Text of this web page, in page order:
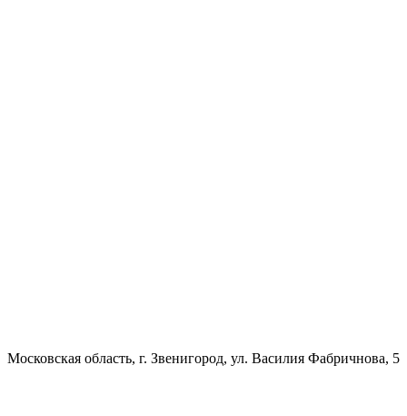
Московская область, г. Звенигород, ул. Василия Фабричнова, 5